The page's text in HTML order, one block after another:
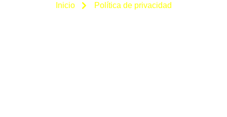
Inicio Política de privacidad